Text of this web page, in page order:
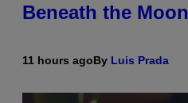
Beneath the Moon
11 hours agoBy Luis Prada